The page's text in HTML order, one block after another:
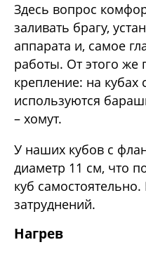
Здесь вопрос
заливать брагу,
аппарата и, самое
работы. От этого же
крепление: на кубах
используются
– хомут.
У наших кубов с
диаметр 11 см, что
куб
затруднений.
Нагрев